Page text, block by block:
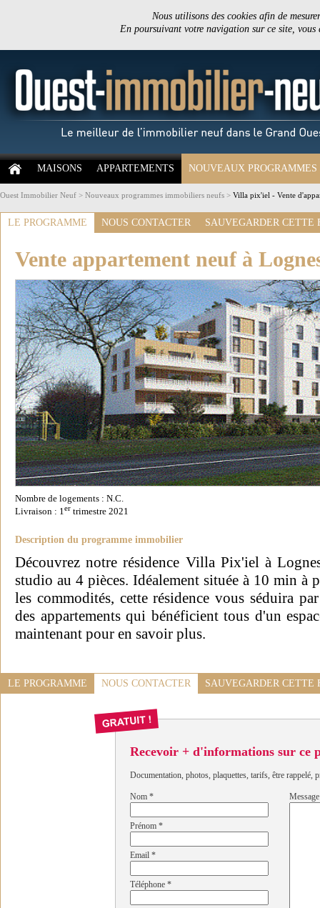
Nous utilisons des cookies afin de
En poursuivant votre navigation sur ce site,
MAISONS APPARTEMENTS NOUVEAUX PROGRAMMES
Ouest Immobilier Neuf > Nouveaux programmes immobiliers neufs > Villa pix'iel - Vente
LE PROGRAMME NOUS CONTACTER SAUVEGARDER CETTE
Vente appartement neuf à
Nombre de logements : N.C.
Livraison : 1er trimestre 2021
Description du programme immobilier
Découvrez notre résidence Villa Pix'iel à
studio au 4 pièces. Idéalement située à 10 min à
les commodités, cette résidence vous séduira
des appartements qui bénéficient tous d'un
maintenant pour en savoir plus.
LE PROGRAMME NOUS CONTACTER SAUVEGARDER CETTE
Recevoir + d'informations sur ce
Documentation, photos, plaquettes, tarifs, être rappelé,
Nom *
Prénom *
Email *
Téléphone *
Message